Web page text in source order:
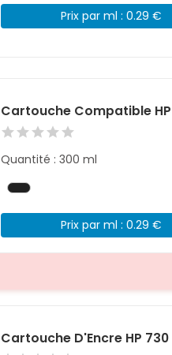
Prix par ml : 0.29 €
Cartouche Compatible
Quantité : 300 ml
Prix par ml : 0.29 €
Cartouche D'Encre HP